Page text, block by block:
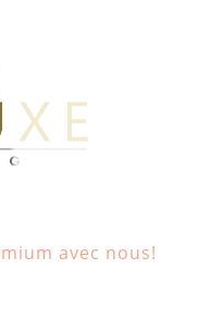
avec nous!